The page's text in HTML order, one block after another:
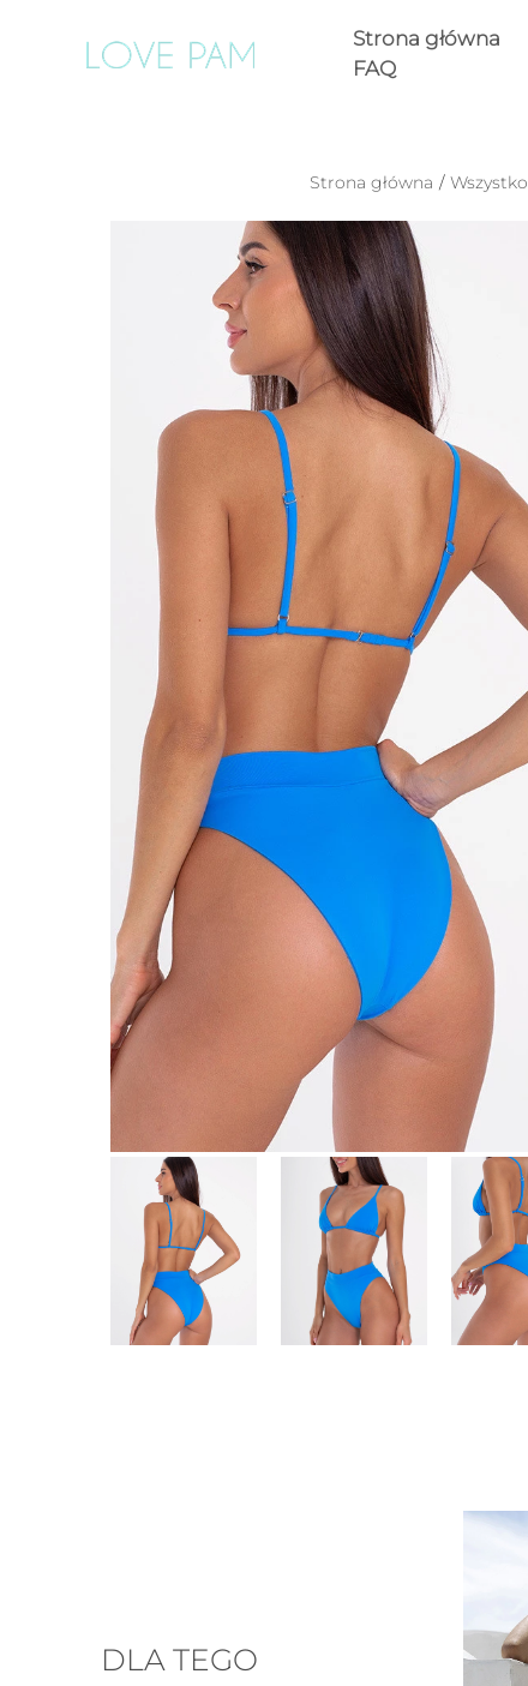
Strona główna
FAQ
Strona główna / Wszystko
DLA TEGO